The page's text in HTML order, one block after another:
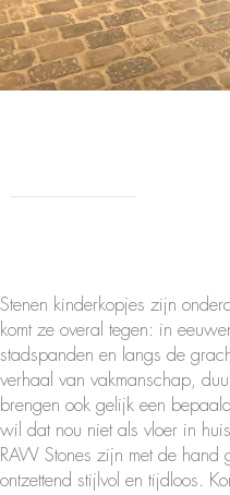
Stenen kinderkopjes zijn
komt ze overal tegen: in
stadspanden en langs de
verhaal van vakmanschap,
brengen ook gelijk een
wil dat nou niet als vloer in
RAW Stones zijn met de hand
ontzettend stijlvol en tijdloos.